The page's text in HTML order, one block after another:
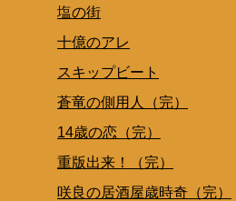
塩の街
十億のアレ
スキップビート
蒼竜の側用人（完）
14歳の恋（完）
重版出来！（完）
咲良の居酒屋歳時奇（完）